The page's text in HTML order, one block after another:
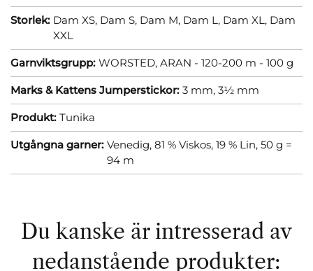
Storlek: Dam XS, Dam S, Dam M, Dam L, Dam XL, Dam
XXL
Garnviktsgrupp: WORSTED, ARAN - 120-200 m - 100 g
Marks & Kattens Jumperstickor: 3 mm, 3½ mm
Produkt: Tunika
Utgångna garner: Venedig, 81 % Viskos, 19 % Lin, 50 g =
94 m
Du kanske är intresserad av
nedanstående produkter: